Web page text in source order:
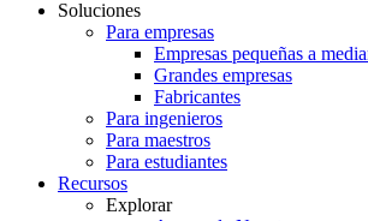
Soluciones
Para empresas
Empresas pequeñas a
Grandes empresas
Fabricantes
Para ingenieros
Para maestros
Para estudiantes
Recursos
Explorar